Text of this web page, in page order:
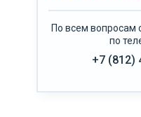
По всем вопросам
по
+7 (812)